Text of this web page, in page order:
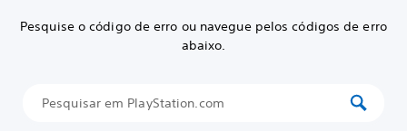
Pesquise o código de erro ou navegue pelos códigos de erro
abaixo.